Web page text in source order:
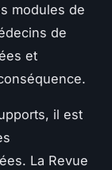
modules de
de
et
il est
La Revue